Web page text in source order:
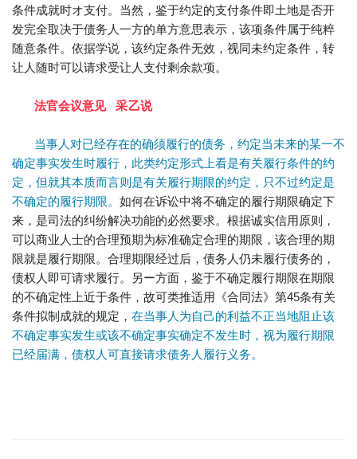
条件成就时オ支付。当然，鉴于约定的支付条件即土地是否开
发完全取决于债务人一方的单方意思表示，该项条件属于纯粹
随意条件。依据学说，该约定条件无效，视同未约定条件，转
让人随时可以请求受让人支付剩余款项。
法官会议意见 采乙说
当事人对已经存在的确须履行的债务，约定当未来的某一不
确定事实发生时履行，此类约定形式上看是有关履行条件的约
定，但就其本质而言则是有关履行期限的约定，只不过约定是
不确定的履行期限。 如何在诉讼中将不确定的履行期限确定下
来，是司法的纠纷解决功能的必然要求。根据诚实信用原则，
可以商业人士的合理预期为标准确定合理的期限，该合理的期
限就是履行期限。合理期限经过后，债务人仍未履行债务的，
债权人即可请求履行。另ー方面，鉴于不确定履行期限在期限
的不确定性上近于条件，故可类推适用《合同法》第45条有关
条件拟制成就的规定， 在当事人为自己的利益不正当地阻止该
不确定事实发生或该不确定事实确定不发生时，视为履行期限
已经届满，债权人可直接请求债务人履行义务。